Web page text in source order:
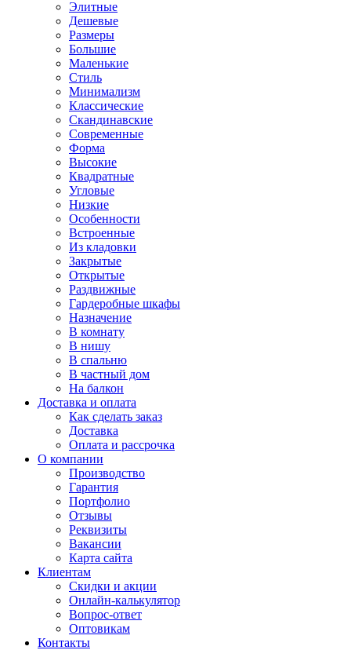
Элитные
Дешевые
Размеры
Большие
Маленькие
Стиль
Минимализм
Классические
Скандинавские
Современные
Форма
Высокие
Квадратные
Угловые
Низкие
Особенности
Встроенные
Из кладовки
Закрытые
Открытые
Раздвижные
Гардеробные шкафы
Назначение
В комнату
В нишу
В спальню
В частный дом
На балкон
Доставка и оплата
Как сделать заказ
Доставка
Оплата и рассрочка
О компании
Производство
Гарантия
Портфолио
Отзывы
Реквизиты
Вакансии
Карта сайта
Клиентам
Скидки и акции
Онлайн-калькулятор
Вопрос-ответ
Оптовикам
Контакты